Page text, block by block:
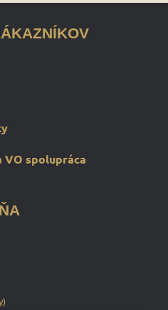
VO spolupráca
)